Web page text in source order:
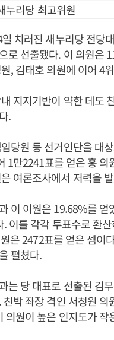
리당 최고위원
치러진 새누리당 전당
로 선출됐다. 이 의원은
, 김태호 의원에 이어 4
지지기반이 약한 데도
.
당원 등 선거인단을 대
1만2241표를 얻은 홍 의
여론조사에서 저력을
이 이원은 19.68%를 얻
이를 각각 투표수로 환
은 2472표를 얻은 셈이
펼쳤다.
는 당 대표로 선출된 김
친박 좌장 격인 서청원 의
의원이 높은 인지도가 작